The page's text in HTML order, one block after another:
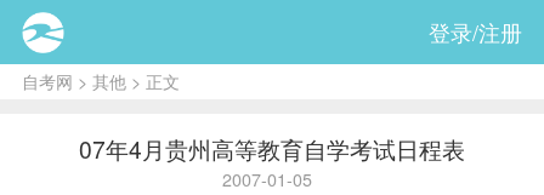
登录/注册
自考网 > 其他 > 正文
07年4月贵州高等教育自学考试日程表
2007-01-05